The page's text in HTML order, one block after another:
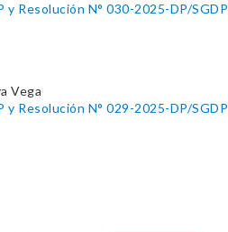
y Resolución N° 030-2025-DP/SGDP
Vega
y Resolución N° 029-2025-DP/SGDP